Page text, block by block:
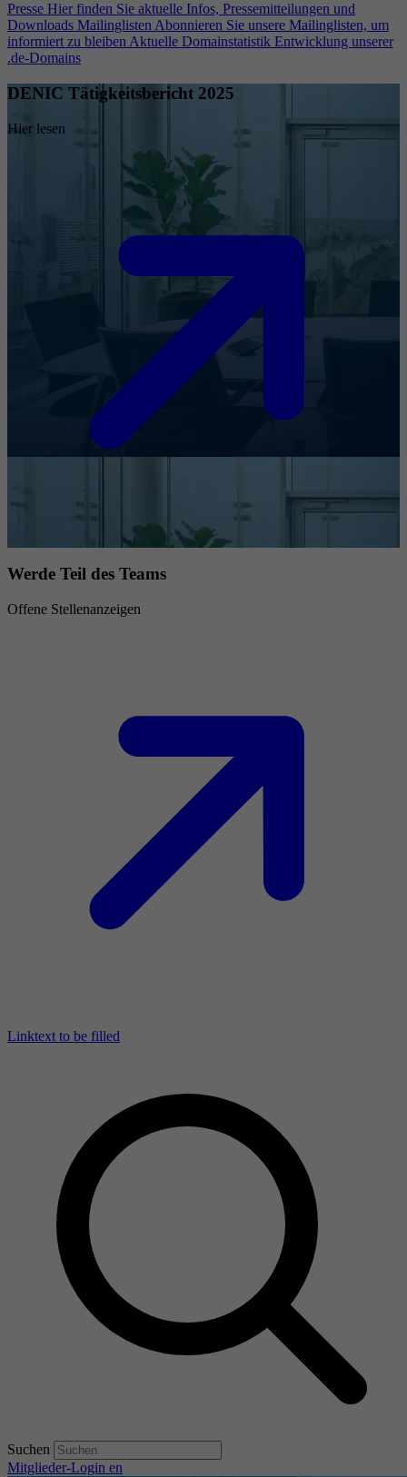
Presse Hier finden Sie aktuelle Infos, Pressemitteilungen und
Downloads Mailinglisten Abonnieren Sie unsere Mailinglisten, um
informiert zu bleiben Aktuelle Domainstatistik Entwicklung unserer
.de-Domains
DENIC Tätigkeitsbericht 2025
Hier lesen
Werde Teil des Teams
Offene Stellenanzeigen
Linktext to be filled
Suchen
Mitglieder-Login en